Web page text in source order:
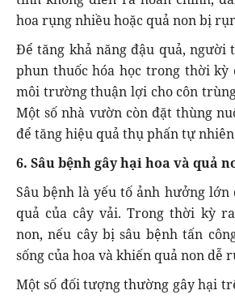
hoa rụng nhiều hoặc quả non bị
Để tăng khả năng đậu quả, người
phun thuốc hóa học trong thời kỳ
môi trường thuận lợi cho côn
Một số nhà vườn còn đặt thùng
để tăng hiệu quả thụ phấn tự
6. Sâu bệnh gây hại hoa và quả
Sâu bệnh là yếu tố ảnh hưởng lớn
quả của cây vải. Trong thời kỳ
non, nếu cây bị sâu bệnh tấn
sống của hoa và khiến quả non dễ
Một số đối tượng thường gây hại